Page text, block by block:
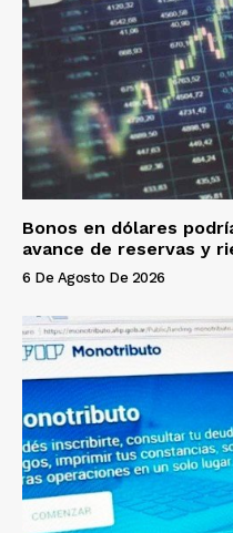
Bonos en dólares
avance de reservas y
6 De Agosto De 2026